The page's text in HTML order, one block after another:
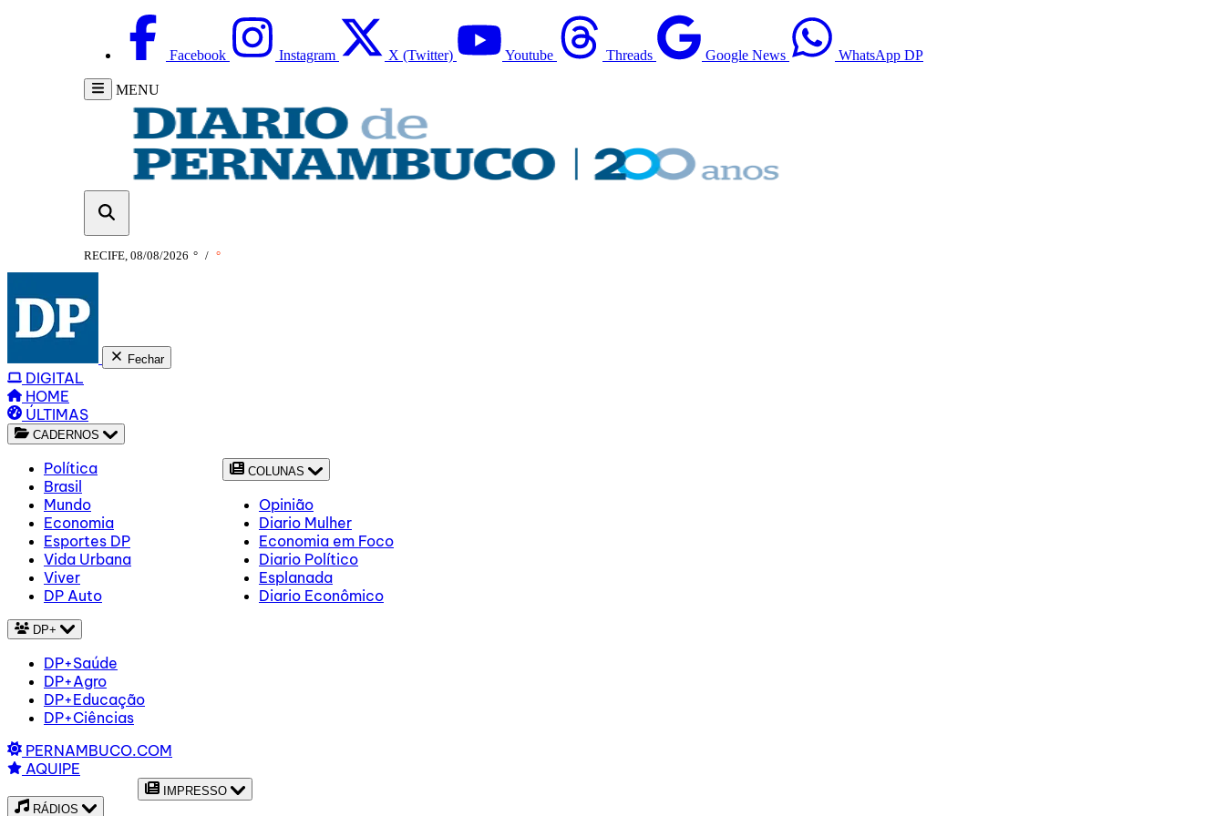
Facebook Instagram X (Twitter) Youtube Threads Google News WhatsApp DP
MENU
RECIFE, 08/08/2026 ° / °
Fechar
DIGITAL
HOME
ÚLTIMAS
CADERNOS
Política
Brasil
Mundo
Economia
Esportes DP
Vida Urbana
Viver
DP Auto
COLUNAS
Opinião
Diario Mulher
Economia em Foco
Diario Político
Esplanada
Diario Econômico
DP+
DP+Saúde
DP+Agro
DP+Educação
DP+Ciências
PERNAMBUCO.COM
AQUIPE
RÁDIOS
IMPRESSO